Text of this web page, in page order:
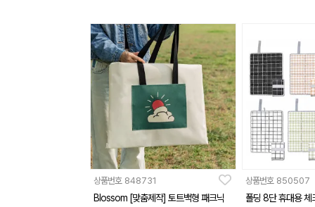
상품번호 848731
Blossom [맞춤제작] 토트백형 패크닉
상품번호 850507
폴딩 8단 휴대용 체